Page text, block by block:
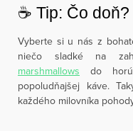
☕️ Tip: Čo doň?
Vyberte si u nás z
niečo sladké na
marshmallows do
popoludňajšej káve.
každého milovníka